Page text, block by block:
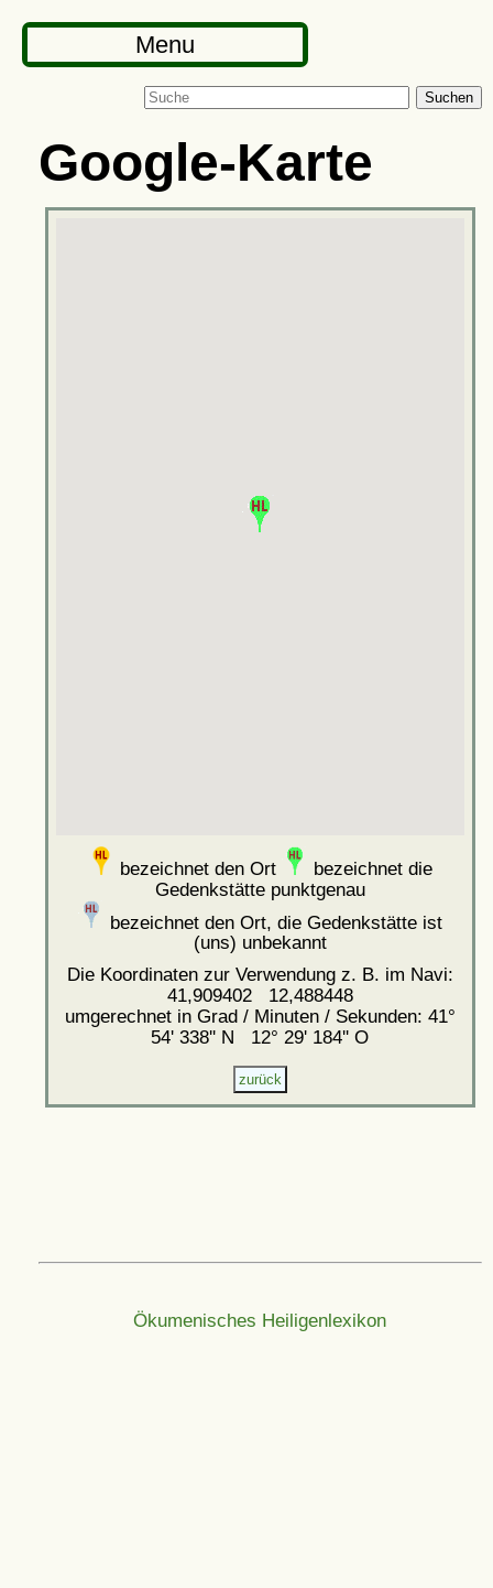
Menu
Suchen
Google-Karte
bezeichnet den Ort
bezeichnet die
Gedenkstätte punktgenau
bezeichnet den Ort, die Gedenkstätte ist
(uns) unbekannt
Die Koordinaten zur Verwendung z. B. im Navi:
41,909402 12,488448
umgerechnet in Grad / Minuten / Sekunden: 41°
54' 338'' N 12° 29' 184'' O
Ökumenisches Heiligenlexikon